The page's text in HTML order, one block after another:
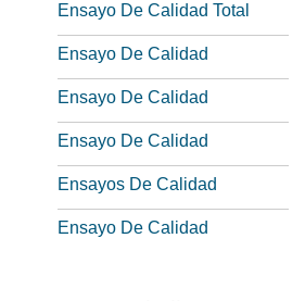
Ensayo De Calidad Total
Ensayo De Calidad
Ensayo De Calidad
Ensayo De Calidad
Ensayos De Calidad
Ensayo De Calidad